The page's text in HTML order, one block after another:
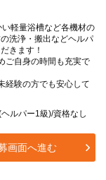
軽量浴槽など各機材の
洗浄・搬出などヘルパ
きます！
ご自身の時間も充実で
経験の方でも安心して
ルパー1級)/資格なし
画面へ進む